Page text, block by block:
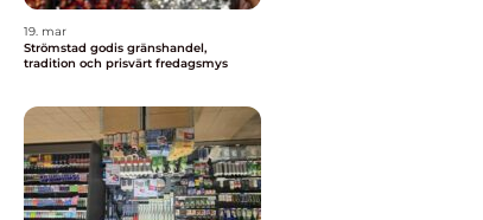
19. mar
Strömstad godis gränshandel,
tradition och prisvärt fredagsmys